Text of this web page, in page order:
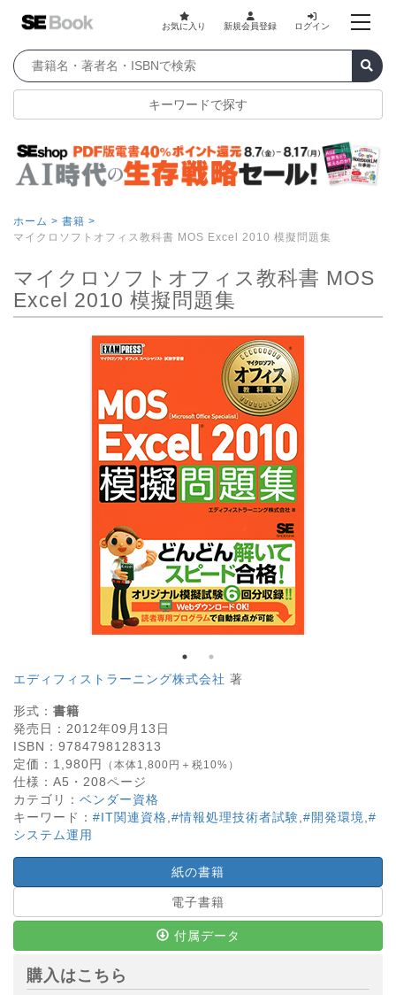
お気に入り 新規会員登録 ログイン
キーワードで探す
ホーム > 書籍 >
マイクロソフトオフィス教科書 MOS Excel 2010 模擬問題集
マイクロソフトオフィス教科書 MOS
Excel 2010 模擬問題集
エディフィストラーニング株式会社 著
形式： 書籍
発売日： 2012年09月13日
ISBN： 9784798128313
定価： 1,980円 （本体1,800円＋税10%）
仕様： A5・ 208ページ
カテゴリ： ベンダー資格
キーワード： #IT関連資格 #情報処理技術者試験 #開発環境 #
システム運用
紙の書籍
電子書籍
付属データ
購入はこちら